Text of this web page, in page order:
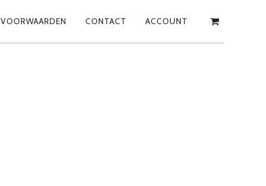
VOORWAARDEN CONTACT ACCOUNT